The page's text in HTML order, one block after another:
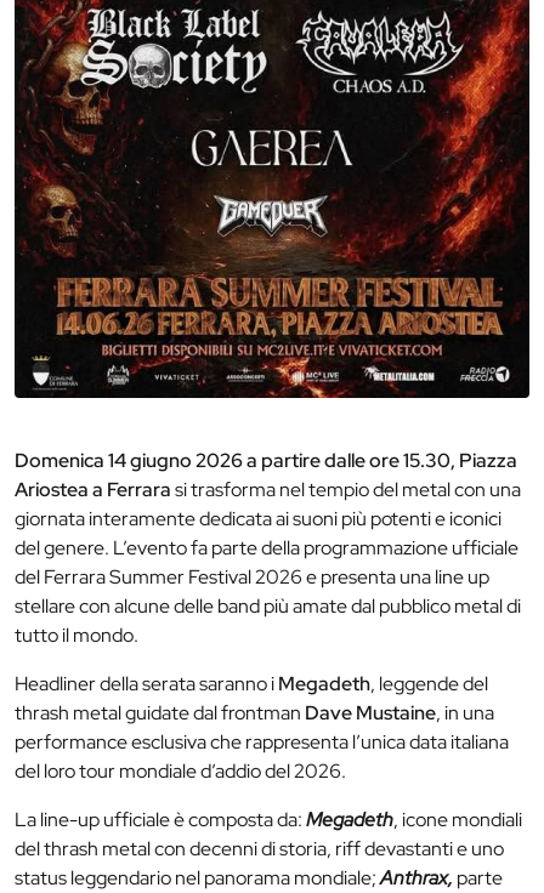
Domenica 14 giugno 2026 a partire dalle ore 15.30, Piazza
Ariostea a Ferrarasi trasforma nel tempio del metal con una
giornata interamente dedicata ai suoni più potenti e iconici
del genere. L’evento fa parte della programmazione ufficiale
del Ferrara Summer Festival 2026 e presenta una line up
stellare con alcune delle band più amate dal pubblico metal di
tutto il mondo.
Headliner della serata saranno iMegadeth, leggende del
thrash metal guidate dal frontman Dave Mustaine, in una
performance esclusiva che rappresenta l’unica data italiana
del loro tour mondiale d’addio del 2026.
La line-up ufficiale è composta da:Megadeth, icone mondiali
del thrash metal con decenni di storia, riff devastanti e uno
status leggendario nel panorama mondiale;Anthrax, parte